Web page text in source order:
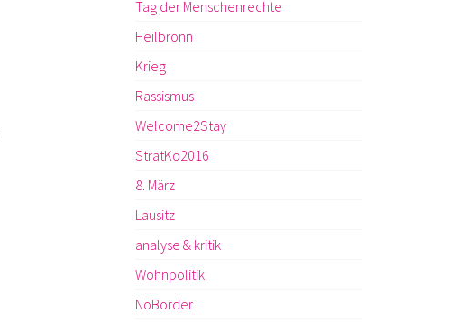
Tag der Menschenrechte
Heilbronn
Krieg
Rassismus
Welcome2Stay
StratKo2016
8. März
Lausitz
analyse & kritik
Wohnpolitik
NoBorder